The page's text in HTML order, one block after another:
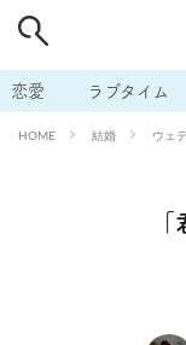
恋愛 ラブタイム
HOME 結婚 ウェ
# 出会う方法